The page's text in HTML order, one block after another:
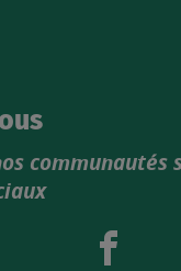
communautés